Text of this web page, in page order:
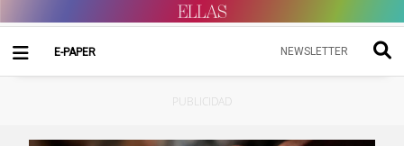
E-PAPER NEWSLETTER
PUBLICIDAD